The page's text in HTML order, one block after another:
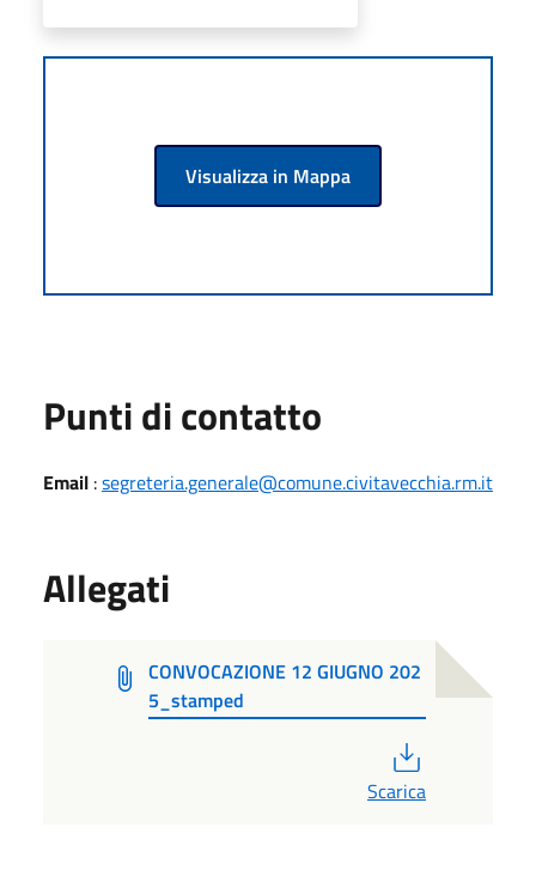
Visualizza in Mappa
Punti di contatto
Email :segreteria.generale@comune.civitavecchia.rm.it
Allegati
CONVOCAZIONE 12 GIUGNO 202
5_stamped
Scarica